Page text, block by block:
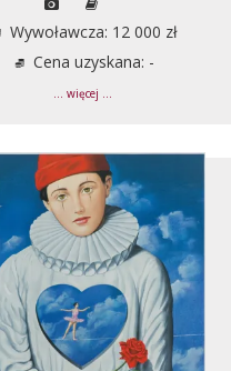
Wywoławcza: 12 000 zł
Cena uzyskana: -
... więcej ...